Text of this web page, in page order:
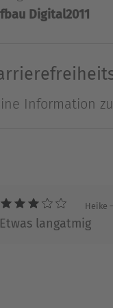
Leben ... Ein
Digital2011
Information
Heike
Etwas langatmig